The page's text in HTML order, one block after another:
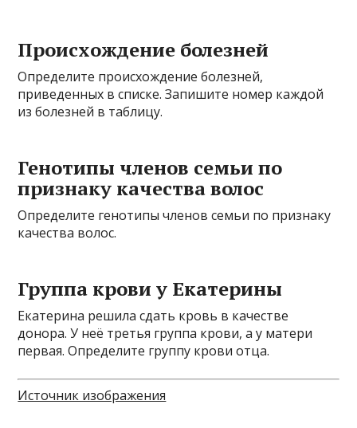
Происхождение болезней
Определите происхождение болезней,
приведенных в списке. Запишите номер каждой
из болезней в таблицу.
Генотипы членов семьи по
признаку качества волос
Определите генотипы членов семьи по признаку
качества волос.
Группа крови у Екатерины
Екатерина решила сдать кровь в качестве
донора. У неё третья группа крови, а у матери
первая. Определите группу крови отца.
Источник изображения